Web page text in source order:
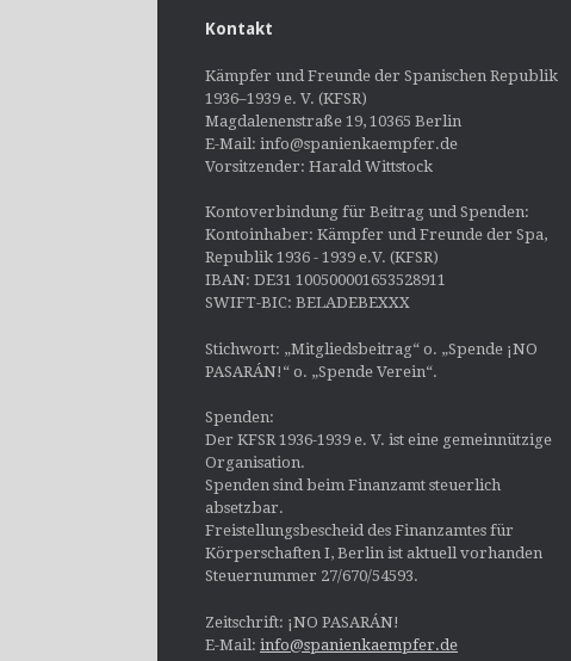
Kontakt
Kämpfer und Freunde der Spanischen Republik
1936–1939 e. V. (KFSR)
Magdalenenstraße 19, 10365 Berlin
E-Mail: info@spanienkaempfer.de
Vorsitzender: Harald Wittstock
Kontoverbindung für Beitrag und Spenden:
Kontoinhaber: Kämpfer und Freunde der Spa,
Republik 1936 - 1939 e.V. (KFSR)
IBAN: DE31 100500001653528911
SWIFT-BIC: BELADEBEXXX
Stichwort: „Mitgliedsbeitrag“ o. „Spende ¡NO
PASARÁN!“ o. „Spende Verein“.
Spenden:
Der KFSR 1936-1939 e. V. ist eine gemeinnützige
Organisation.
Spenden sind beim Finanzamt steuerlich
absetzbar.
Freistellungsbescheid des Finanzamtes für
Körperschaften I, Berlin ist aktuell vorhanden
Steuernummer 27/670/54593.
Zeitschrift: ¡NO PASARÁN!
E-Mail: info@spanienkaempfer.de